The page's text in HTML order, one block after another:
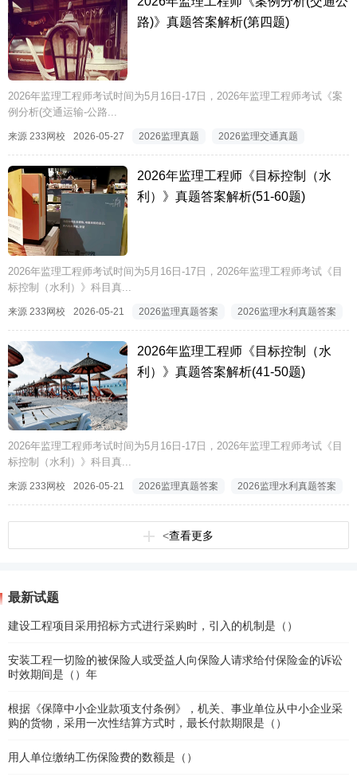
路)》真题答案解析(第四题)
2026年监理工程师考试时间为5月16日-17日，2026年监理工程师考试《案
例分析(交通运输-公路...
来源 233网校 2026-05-27 2026监理真题 2026监理交通真题
2026年监理工程师《目标控制（水
利）》真题答案解析(51-60题)
2026年监理工程师考试时间为5月16日-17日，2026年监理工程师考试《目
标控制（水利）》科目真...
来源 233网校 2026-05-21 2026监理真题答案 2026监理水利真题答案
2026年监理工程师《目标控制（水
利）》真题答案解析(41-50题)
2026年监理工程师考试时间为5月16日-17日，2026年监理工程师考试《目
标控制（水利）》科目真...
来源 233网校 2026-05-21 2026监理真题答案 2026监理水利真题答案
<查看更多
最新试题
建设工程项目采用招标方式进行采购时，引入的机制是（）
安装工程一切险的被保险人或受益人向保险人请求给付保险金的诉讼
时效期间是（）年
根据《保障中小企业款项支付条例》，机关、事业单位从中小企业采
购的货物，采用一次性结算方式时，最长付款期限是（）
用人单位缴纳工伤保险费的数额是（）